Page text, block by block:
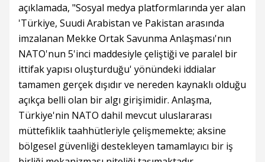
açıklamada, "Sosyal medya platformlarında yer alan
'Türkiye, Suudi Arabistan ve Pakistan arasında
imzalanan Mekke Ortak Savunma Anlaşması'nın
NATO'nun 5'inci maddesiyle çeliştiği ve paralel bir
ittifak yapısı oluşturduğu' yönündeki iddialar
tamamen gerçek dışıdır ve nereden kaynaklı olduğu
açıkça belli olan bir algı girişimidir. Anlaşma,
Türkiye'nin NATO dahil mevcut uluslararası
müttefiklik taahhütleriyle çelişmemekte; aksine
bölgesel güvenliği destekleyen tamamlayıcı bir iş